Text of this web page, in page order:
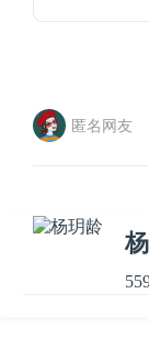
匿名网友